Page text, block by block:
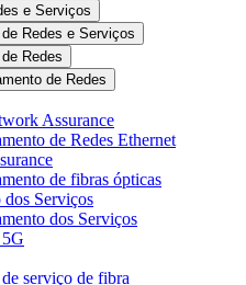
e Serviços
Redes e Serviços
Redes
de Redes
Assurance
de Redes Ethernet
de fibras ópticas
Serviços
dos Serviços
serviço de fibra